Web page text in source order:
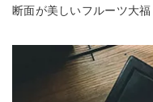
断面が美しいフルーツ大福